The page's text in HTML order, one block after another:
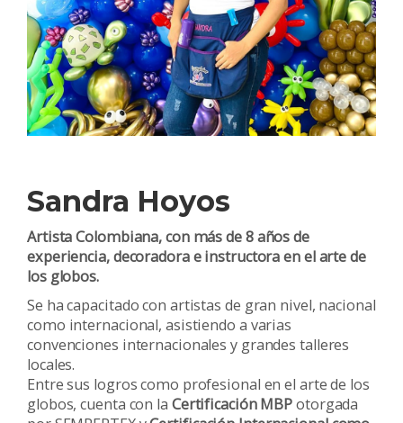
Sandra Hoyos
Artista Colombiana, con más de 8 años de
experiencia, decoradora e instructora en el arte de
los globos.
Se ha capacitado con artistas de gran nivel, nacional
como internacional, asistiendo a varias
convenciones internacionales y grandes talleres
locales.
Entre sus logros como profesional en el arte de los
globos, cuenta con la Certificación MBPotorgada